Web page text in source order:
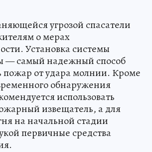
угрозой спасатели
о мерах
Установка системы
— самый надежный способ
пожар от удара молнии. Кроме
обнаружения
использовать
извещатель, а для
на начальной стадии
первичные средства